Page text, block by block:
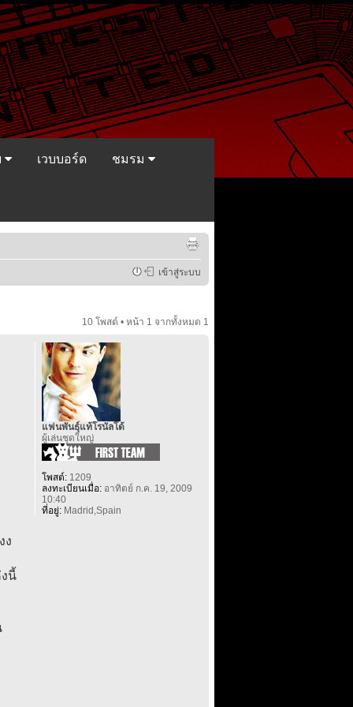
เวบบอร์ด ชมรม
เข้าสู่ระบบ
10 โพสต์ • หน้า 1 จากทั้งหมด 1
ง
นี้
แฟนพันธุ์แท้โรนัลโด้
ผู้เล่นชุดใหญ่
โพสต์:1209
ลงทะเบียนเมื่อ:อาทิตย์ ก.ค. 19, 2009
10:40
ที่อยู่:Madrid,Spain